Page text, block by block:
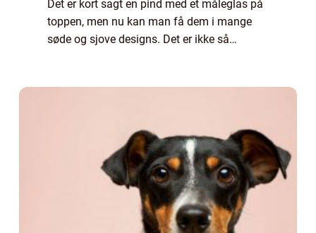
Det er kort sagt en pind med et måleglas på
toppen, men nu kan man få dem i mange
søde og sjove designs. Det er ikke så